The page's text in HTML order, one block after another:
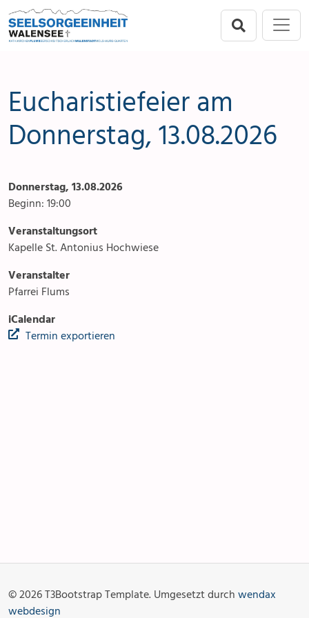
Direkt zur Hauptnavigation springen
Direkt zum Inhalt springen
Eucharistiefeier am
Donnerstag, 13.08.2026
Donnerstag, 13.08.2026
Beginn: 19:00
Veranstaltungsort
Kapelle St. Antonius Hochwiese
Veranstalter
Pfarrei Flums
iCalendar
Termin exportieren
© 2026 T3Bootstrap Template. Umgesetzt durch wendax
webdesign
Menu
Berschis-Tscherlach
Mols-Murg-Quarten
Seelsorgeeinheit
Angebote & Sakramente
Aktuelles & Fotogalerie
Links
Angebot & Sakramente
Aktuelles
Fotogalerie
Links